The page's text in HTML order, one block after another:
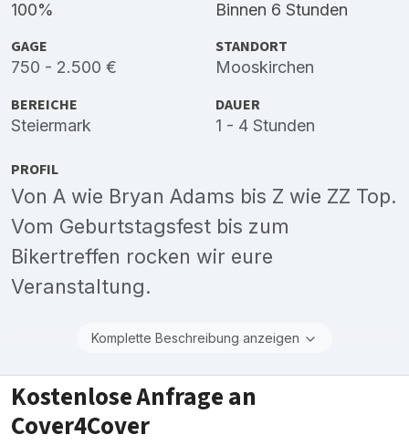
100% Binnen 6 Stunden
GAGE
750 - 2.500 €
STANDORT
Mooskirchen
BEREICHE
Steiermark
DAUER
1 - 4 Stunden
PROFIL
Von A wie Bryan Adams bis Z wie ZZ Top.
Vom Geburtstagsfest bis zum
Bikertreffen rocken wir eure
Veranstaltung.
Komplette Beschreibung anzeigen
Kostenlose Anfrage an
Cover4Cover